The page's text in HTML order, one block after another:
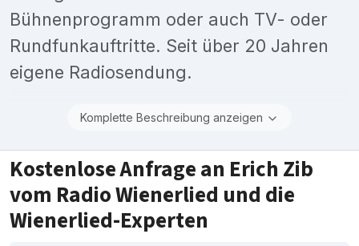
Bühnenprogramm oder auch TV- oder
Rundfunkauftritte. Seit über 20 Jahren
eigene Radiosendung.
Komplette Beschreibung anzeigen
Kostenlose Anfrage an Erich Zib
vom Radio Wienerlied und die
Wienerlied-Experten